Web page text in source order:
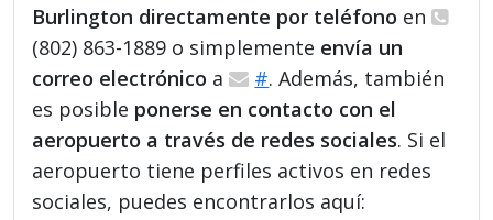
Burlington directamente por teléfono en
(802) 863-1889 o simplemente envía un
correo electrónico a #. Además, también
es posible ponerse en contacto con el
aeropuerto a través de redes sociales. Si el
aeropuerto tiene perfiles activos en redes
sociales, puedes encontrarlos aquí: